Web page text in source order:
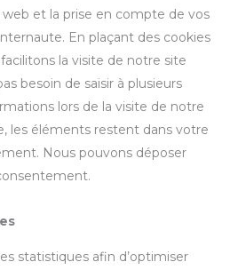
et la prise en compte de vos
En plaçant des cookies
la visite de notre site
besoin de saisir à plusieurs
lors de la visite de notre
les éléments restent dans votre
Nous pouvons déposer
statistiques afin d’optimiser